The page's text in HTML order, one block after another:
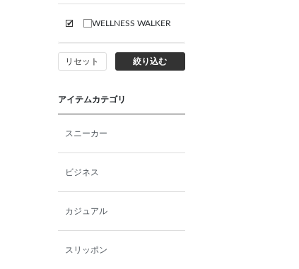
WELLNESS WALKER
リセット 絞り込む
アイテムカテゴリ
スニーカー
ビジネス
カジュアル
スリッポン